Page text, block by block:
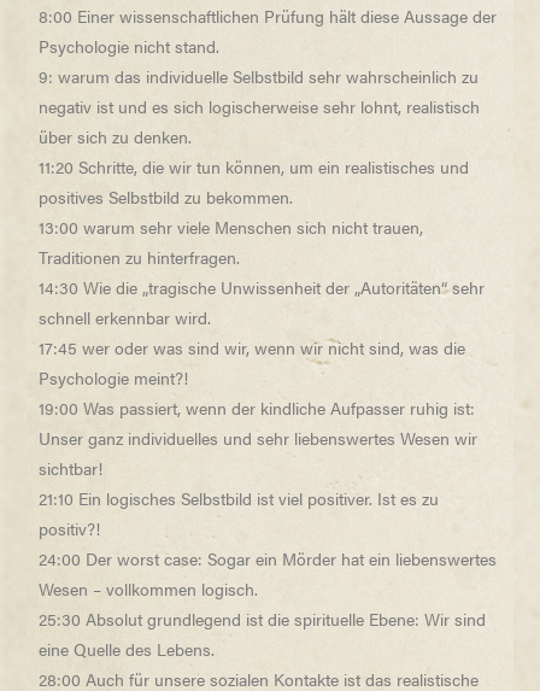
8:00 Einer wissenschaftlichen Prüfung hält diese Aussage der
Psychologie nicht stand.
9: warum das individuelle Selbstbild sehr wahrscheinlich zu
negativ ist und es sich logischerweise sehr lohnt, realistisch
über sich zu denken.
11:20 Schritte, die wir tun können, um ein realistisches und
positives Selbstbild zu bekommen.
13:00 warum sehr viele Menschen sich nicht trauen,
Traditionen zu hinterfragen.
14:30 Wie die „tragische Unwissenheit der „Autoritäten“ sehr
schnell erkennbar wird.
17:45 wer oder was sind wir, wenn wir nicht sind, was die
Psychologie meint?!
19:00 Was passiert, wenn der kindliche Aufpasser ruhig ist:
Unser ganz individuelles und sehr liebenswertes Wesen wir
sichtbar!
21:10 Ein logisches Selbstbild ist viel positiver. Ist es zu
positiv?!
24:00 Der worst case: Sogar ein Mörder hat ein liebenswertes
Wesen – vollkommen logisch.
25:30 Absolut grundlegend ist die spirituelle Ebene: Wir sind
eine Quelle des Lebens.
28:00 Auch für unsere sozialen Kontakte ist das realistische